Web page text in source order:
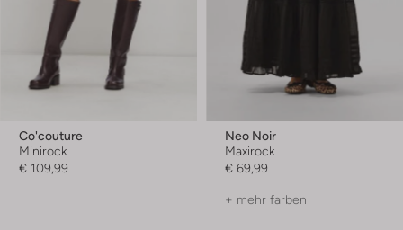
Co'couture
Minirock
€ 109,99
Neo Noir
Maxirock
€ 69,99
+ mehr farben